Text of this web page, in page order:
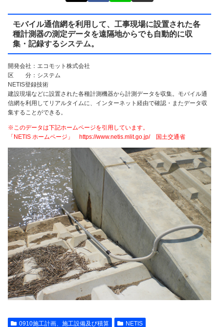
モバイル通信網を利用して、工事現場に設置された各
種計測器の測定データを遠隔地からでも自動的に収
集・記録するシステム。
開発会社：エコモット株式会社
区 分：システム
NETIS登録技術
建設現場などに設置された各種計測機器から計測データを収集。モバイル通
信網を利用してリアルタイムに、インターネット経由で確認・またデータ収
集することができる。
※このデータは下記ホームページを引用しています。
「NETIS ホームページ」 https://www.netis.mlit.go.jp/ 国土交通省
0910施工計画、施工設備及び積算 NETIS